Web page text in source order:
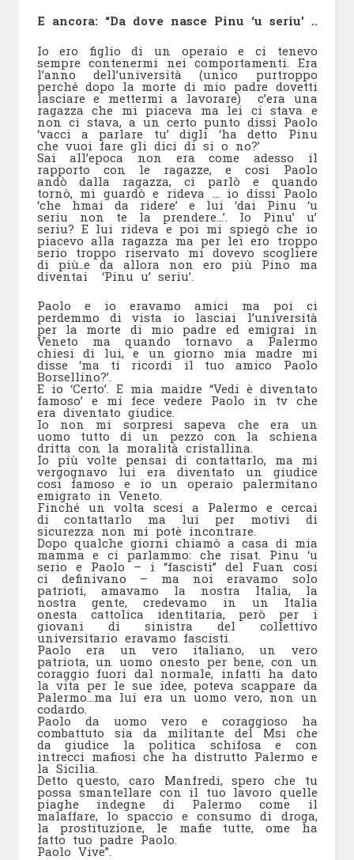
E ancora: “Da dove nasce Pinu ‘u seriu’ ..
Io ero figlio di un operaio e ci tenevo
sempre contenermi nei comportamenti. Era
l’anno dell’università (unico purtroppo
perché dopo la morte di mio padre dovetti
lasciare e mettermi a lavorare) c’era una
ragazza che mi piaceva ma lei ci stava e
non ci stava, a un certo punto dissi Paolo
‘vacci a parlare tu’ digli ‘ha detto Pinu
che vuoi fare gli dici di si o no?’
Sai all’epoca non era come adesso il
rapporto con le ragazze, e cosi Paolo
andò dalla ragazza, ci parlò e quando
tornò, mi guardò e rideva … io dissi Paolo
‘che hmai da ridere’ e lui ‘dai Pinu ‘u
seriu non te la prendere…’. Io Pinu’ u’
seriu? E lui rideva e poi mi spiegò che io
piacevo alla ragazza ma per lei ero troppo
serio troppo riservato mi dovevo scogliere
di più..e da allora non ero più Pino ma
diventai ‘Pinu u’ seriu’.
Paolo e io eravamo amici ma poi ci
perdemmo di vista io lasciai l’università
per la morte di mio padre ed emigrai in
Veneto ma quando tornavo a Palermo
chiesi di lui, e un giorno mia madre mi
disse ‘ma ti ricordi il tuo amico Paolo
Borsellino?’.
E io ‘Certo’. E mia maidre “Vedi è diventato
famoso’ e mi fece vedere Paolo in tv che
era diventato giudice.
Io non mi sorpresi sapeva che era un
uomo tutto di un pezzo con la schiena
dritta con la moralità cristallina.
Io più volte pensai di contattarlo, ma mi
vergognavo lui era diventato un giudice
cosi famoso e io un operaio palermitano
emigrato in Veneto.
Finché un volta scesi a Palermo e cercai
di contattarlo ma lui per motivi di
sicurezza non mi potè incontrare.
Dopo qualche giorni chiamò a casa di mia
mamma e ci parlammo: che risat. Pinu ‘u
serio e Paolo – i “fascisti” del Fuan cosi
ci definivano – ma noi eravamo solo
patrioti, amavamo la nostra Italia, la
nostra gente, credevamo in un Italia
onesta cattolica identitaria, però per i
giovani di sinistra del collettivo
universitario eravamo fascisti.
Paolo era un vero italiano, un vero
patriota, un uomo onesto per bene, con un
coraggio fuori dal normale, infatti ha dato
la vita per le sue idee, poteva scappare da
Palermo…ma lui era un uomo vero, non un
codardo.
Paolo da uomo vero e coraggioso ha
combattuto sia da militante del Msi che
da giudice la politica schifosa e con
intrecci mafiosi che ha distrutto Palermo e
la Sicilia.
Detto questo, caro Manfredi, spero che tu
possa smantellare con il tuo lavoro quelle
piaghe indegne di Palermo come il
malaffare, lo spaccio e consumo di droga,
la prostituzione, le mafie tutte, ome ha
fatto tuo padre Paolo.
Paolo Vive”.